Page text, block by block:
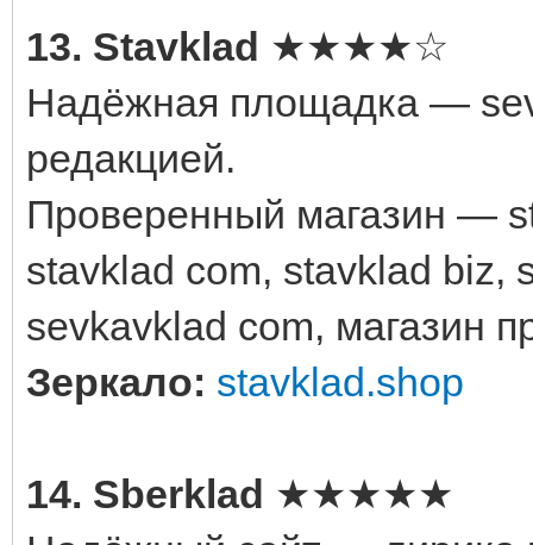
13. Stavklad ★★★★☆
Надёжная площадка —
редакцией.
Проверенный магазин —
stavklad com, stavklad biz,
sevkavklad com, магазин
Зеркало: stavklad.shop
14. Sberklad ★★★★★